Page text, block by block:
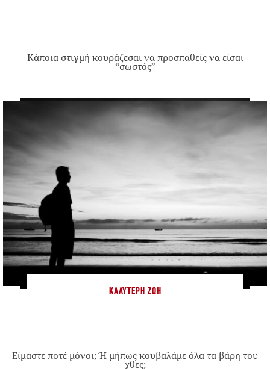
Κάποια στιγμή κουράζεσαι να προσπαθείς να είσαι
“σωστός”
ΚΑΛΎΤΕΡΗ ΖΩΉ
Είμαστε ποτέ μόνοι; Ή μήπως κουβαλάμε όλα τα βάρη του
χθες;